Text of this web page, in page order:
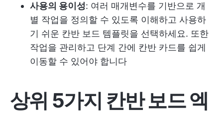
사용의 용이성: 여러 매개변수를 기반으로 개
별 작업을 정의할 수 있도록 이해하고 사용하
기 쉬운 칸반 보드 템플릿을 선택하세요. 또한
작업을 관리하고 단계 간에 칸반 카드를 쉽게
이동할 수 있어야 합니다
상위 5가지 칸반 보드 엑